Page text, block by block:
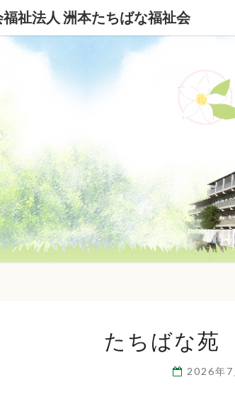
祉法人 洲本たちばな福祉会
たちばな苑
2026年